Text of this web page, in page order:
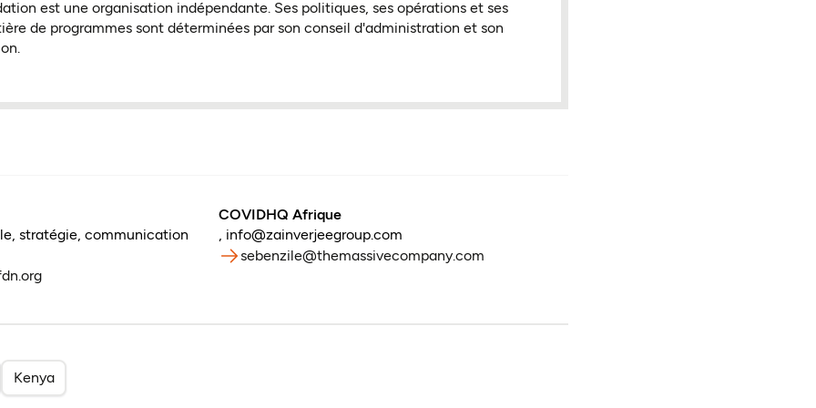
est une organisation indépendante. Ses politiques, ses opérations et ses
de programmes sont déterminées par son conseil d'administration et son
stratégie, communication
COVIDHQ Afrique
, info@zainverjeegroup.com
sebenzile@themassivecompany.com
Kenya